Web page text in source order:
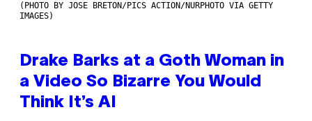
(PHOTO BY JOSE BRETON/PICS ACTION/NURPHOTO VIA GETTY
IMAGES)
Drake Barks at a Goth Woman in
a Video So Bizarre You Would
Think It’s AI